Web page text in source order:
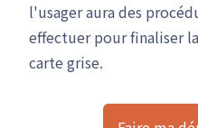
l'usager aura des
effectuer pour finaliser
carte grise.